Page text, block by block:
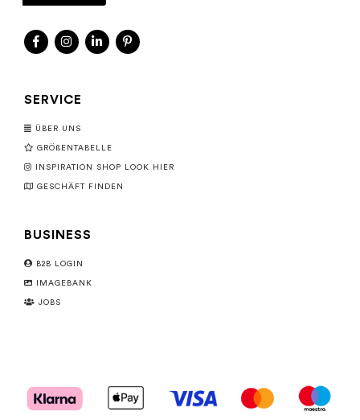
SERVICE
ÜBER UNS
GRÖßENTABELLE
INSPIRATION SHOP LOOK HIER
GESCHÄFT FINDEN
BUSINESS
B2B LOGIN
IMAGEBANK
JOBS